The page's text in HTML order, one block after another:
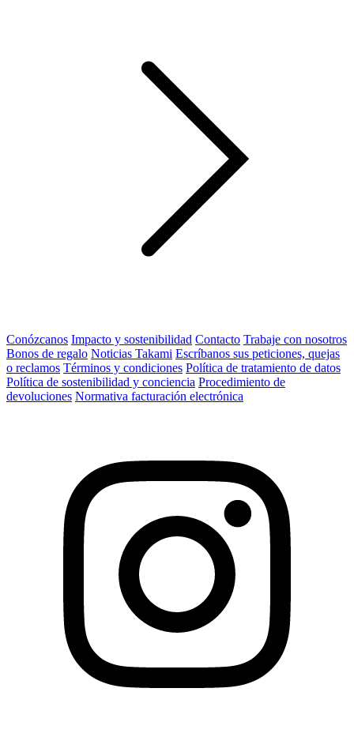
Conózcanos Impacto y sostenibilidad Contacto Trabaje con nosotros
Bonos de regalo Noticias Takami Escríbanos sus peticiones, quejas
o reclamos Términos y condiciones Política de tratamiento de datos
Política de sostenibilidad y conciencia Procedimiento de
devoluciones Normativa facturación electrónica